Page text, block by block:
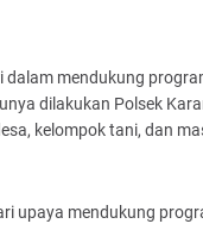
mendukung
dilakukan Polsek
kelompok tani, dan
upaya mendukung